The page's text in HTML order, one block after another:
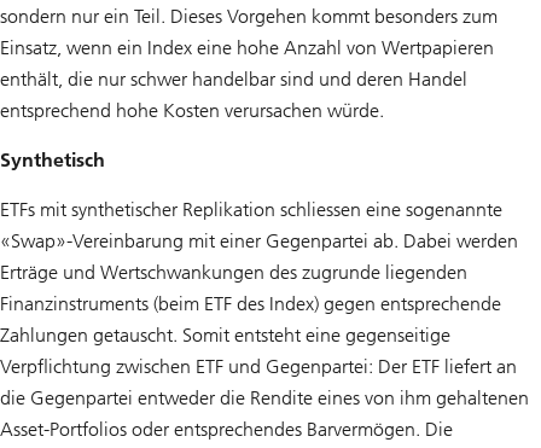
sondern nur ein Teil. Dieses Vorgehen kommt besonders zum
Einsatz, wenn ein Index eine hohe Anzahl von Wertpapieren
enthält, die nur schwer handelbar sind und deren Handel
entsprechend hohe Kosten verursachen würde.
Synthetisch
ETFs mit synthetischer Replikation schliessen eine sogenannte
«Swap»-Vereinbarung mit einer Gegenpartei ab. Dabei werden
Erträge und Wertschwankungen des zugrunde liegenden
Finanzinstruments (beim ETF des Index) gegen entsprechende
Zahlungen getauscht. Somit entsteht eine gegenseitige
Verpflichtung zwischen ETF und Gegenpartei: Der ETF liefert an
die Gegenpartei entweder die Rendite eines von ihm gehaltenen
Asset-Portfolios oder entsprechendes Barvermögen. Die